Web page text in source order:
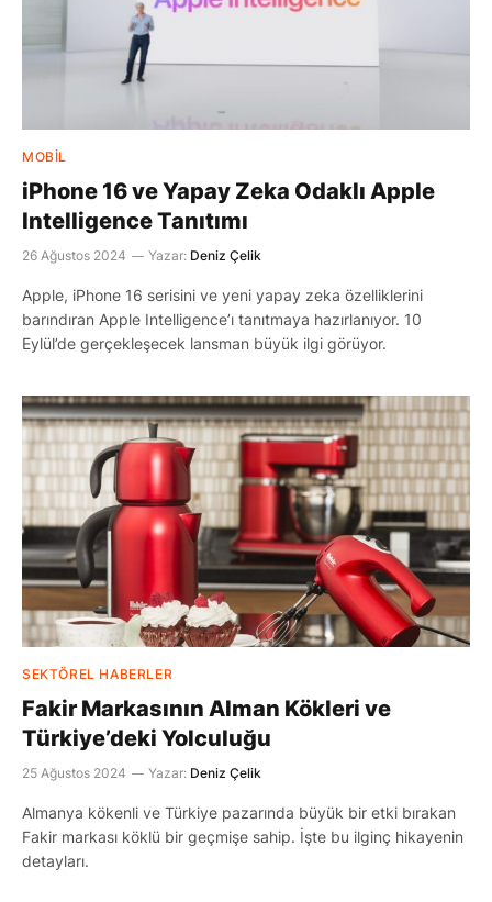
MOBIL
iPhone 16 ve Yapay Zeka Odaklı Apple
Intelligence Tanıtımı
26 Ağustos 2024 Yazar: Deniz Çelik
Apple, iPhone 16 serisini ve yeni yapay zeka özelliklerini
barındıran Apple Intelligence’ı tanıtmaya hazırlanıyor. 10
Eylül’de gerçekleşecek lansman büyük ilgi görüyor.
SEKTÖREL HABERLER
Fakir Markasının Alman Kökleri ve
Türkiye’deki Yolculuğu
25 Ağustos 2024 Yazar: Deniz Çelik
Almanya kökenli ve Türkiye pazarında büyük bir etki bırakan
Fakir markası köklü bir geçmişe sahip. İşte bu ilginç hikayenin
detayları.